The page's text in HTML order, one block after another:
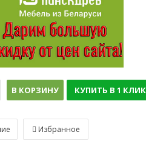
В КОРЗИНУ КУПИТЬ В 1 КЛИК
Избранное